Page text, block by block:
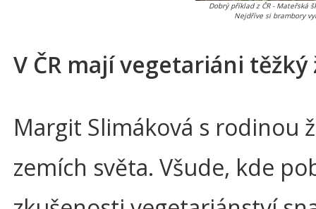
Dobrý příklad z ČR - Mateřská
Nejdříve si brambory
V ČR mají vegetariáni
Margit Slimáková s rodinou
zemích světa. Všude, kde